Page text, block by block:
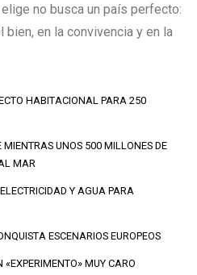
no busca un país perfecto:
en la convivencia y en la
HABITACIONAL PARA 250
UNOS 500 MILLONES DE
MAR
Y AGUA PARA
ESCENARIOS EUROPEOS
MUY CARO